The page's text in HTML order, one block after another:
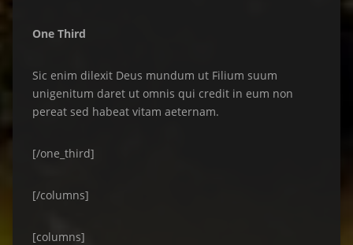
One Third
Sic enim dilexit Deus mundum ut Filium suum
unigenitum daret ut omnis qui credit in eum non
pereat sed habeat vitam aeternam.
[/one_third]
[/columns]
[columns]